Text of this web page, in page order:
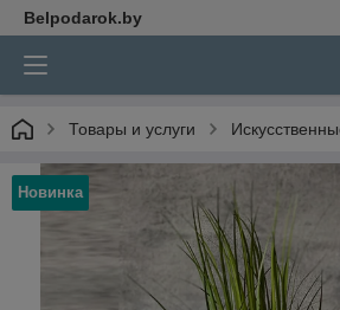
Belpodarok.by
Товары и услуги
Новинка